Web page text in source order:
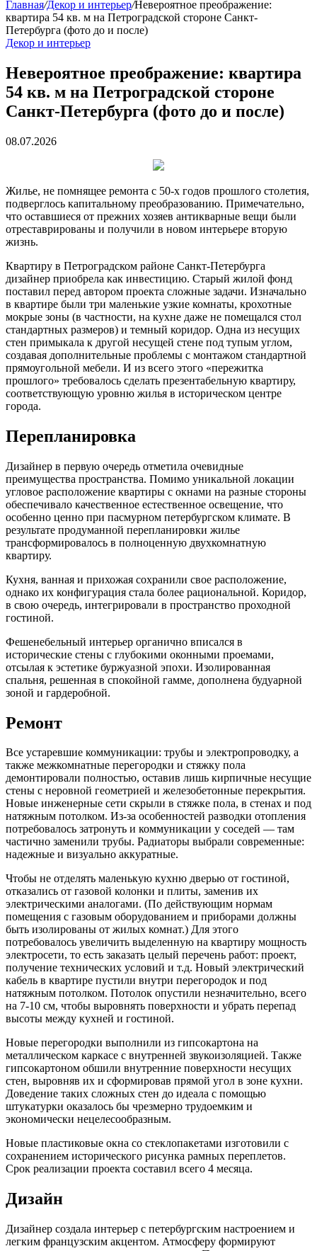
Главная/Декор и интерьер/Невероятное преображение:
квартира 54 кв. м на Петроградской стороне Санкт-
Петербурга (фото до и после)
Декор и интерьер
Невероятное преображение: квартира
54 кв. м на Петроградской стороне
Санкт-Петербурга (фото до и после)
08.07.2026
Жилье, не помнящее ремонта с 50-х годов прошлого столетия,
подверглось капитальному преобразованию. Примечательно,
что оставшиеся от прежних хозяев антикварные вещи были
отреставрированы и получили в новом интерьере вторую
жизнь.
Квартиру в Петроградском районе Санкт-Петербурга
дизайнер приобрела как инвестицию. Старый жилой фонд
поставил перед автором проекта сложные задачи. Изначально
в квартире были три маленькие узкие комнаты, крохотные
мокрые зоны (в частности, на кухне даже не помещался стол
стандартных размеров) и темный коридор. Одна из несущих
стен примыкала к другой несущей стене под тупым углом,
создавая дополнительные проблемы с монтажом стандартной
прямоугольной мебели. И из всего этого «пережитка
прошлого» требовалось сделать презентабельную квартиру,
соответствующую уровню жилья в историческом центре
города.
Перепланировка
Дизайнер в первую очередь отметила очевидные
преимущества пространства. Помимо уникальной локации
угловое расположение квартиры с окнами на разные стороны
обеспечивало качественное естественное освещение, что
особенно ценно при пасмурном петербургском климате. В
результате продуманной перепланировки жилье
трансформировалось в полноценную двухкомнатную
квартиру.
Кухня, ванная и прихожая сохранили свое расположение,
однако их конфигурация стала более рациональной. Коридор,
в свою очередь, интегрировали в пространство проходной
гостиной.
Фешенебельный интерьер органично вписался в
исторические стены с глубокими оконными проемами,
отсылая к эстетике буржуазной эпохи. Изолированная
спальня, решенная в спокойной гамме, дополнена будуарной
зоной и гардеробной.
Ремонт
Все устаревшие коммуникации: трубы и электропроводку, а
также межкомнатные перегородки и стяжку пола
демонтировали полностью, оставив лишь кирпичные несущие
стены с неровной геометрией и железобетонные перекрытия.
Новые инженерные сети скрыли в стяжке пола, в стенах и под
натяжным потолком. Из-за особенностей разводки отопления
потребовалось затронуть и коммуникации у соседей — там
частично заменили трубы. Радиаторы выбрали современные:
надежные и визуально аккуратные.
Чтобы не отделять маленькую кухню дверью от гостиной,
отказались от газовой колонки и плиты, заменив их
электрическими аналогами. (По действующим нормам
помещения с газовым оборудованием и приборами должны
быть изолированы от жилых комнат.) Для этого
потребовалось увеличить выделенную на квартиру мощность
электросети, то есть заказать целый перечень работ: проект,
получение технических условий и т.д. Новый электрический
кабель в квартире пустили внутри перегородок и под
натяжным потолком. Потолок опустили незначительно, всего
на 7-10 см, чтобы выровнять поверхности и убрать перепад
высоты между кухней и гостиной.
Новые перегородки выполнили из гипсокартона на
металлическом каркасе с внутренней звукоизоляцией. Также
гипсокартоном обшили внутренние поверхности несущих
стен, выровняв их и сформировав прямой угол в зоне кухни.
Доведение таких сложных стен до идеала с помощью
штукатурки оказалось бы чрезмерно трудоемким и
экономически нецелесообразным.
Новые пластиковые окна со стеклопакетами изготовили с
сохранением исторического рисунка рамных переплетов.
Срок реализации проекта составил всего 4 месяца.
Дизайн
Дизайнер создала интерьер с петербургским настроением и
легким французским акцентом. Атмосферу формируют